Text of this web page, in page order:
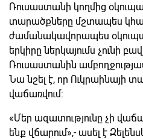
Ռուսաստանի կողմից
տարածքները մշտապես
ժամանակավորապես
երկիրը ներկայումս չունի
Ռուսաստանին
Նա նշել է, որ Ուկրաինայի
վաճառվում:
«Մեր ազատությունը չի
ենք վճարում»,- ասել է